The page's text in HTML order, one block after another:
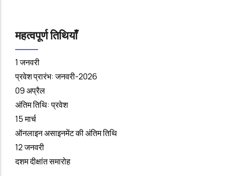
महत्वपूर्ण तिथियाँ
1 जनवरी
प्रवेश प्रारंभ: जनवरी-2026
09 अप्रैल
अंतिम तिथि: प्रवेश
15 मार्च
ऑनलाइन असाइनमेंट की अंतिम तिथि
12 जनवरी
दशम दीक्षांत समारोह